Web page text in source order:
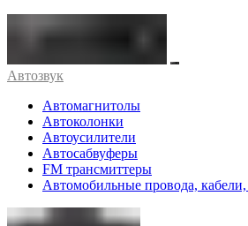
Автозвук
Автомагнитолы
Автоколонки
Автоусилители
Автосабвуферы
FM трансмиттеры
Автомобильные провода,